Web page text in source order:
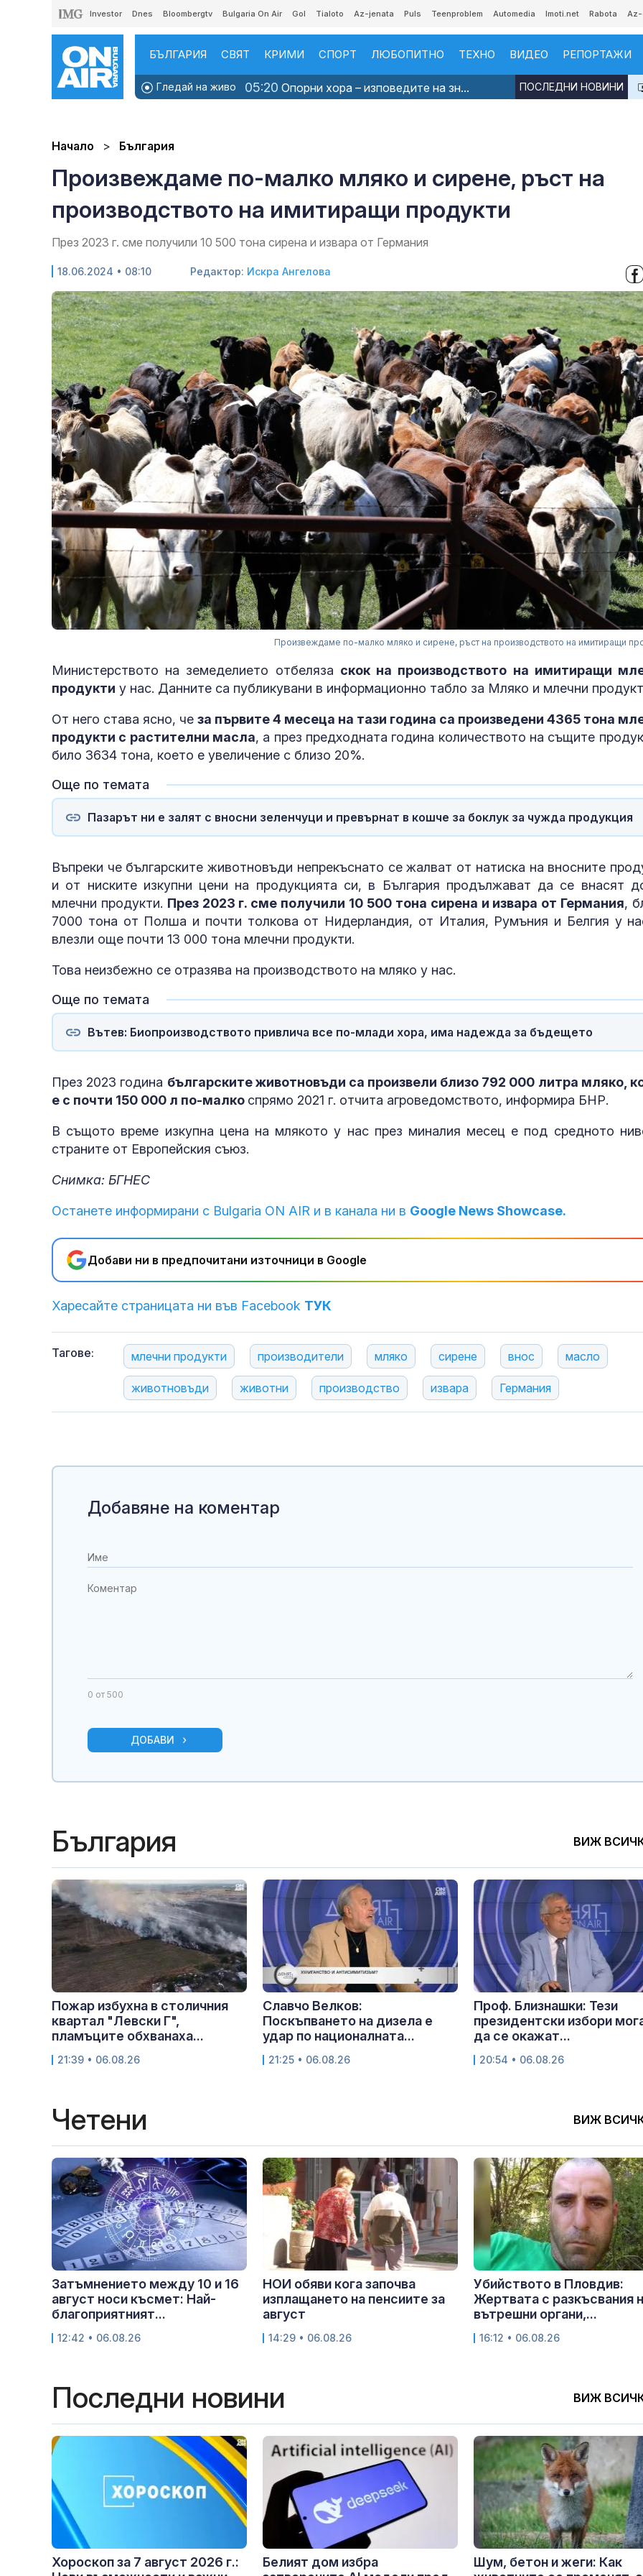
Investor Dnes Bloombergtv Bulgaria On Air Gol Tialoto Az-jenata Puls Teenproblem Automedia Imoti.net Rabota
БЪЛГАРИЯ СВЯТ КРИМИ СПОРТ ЛЮБОПИТНО ТЕХНО ВИДЕО РЕПОРТАЖИ
Гледай на живо 05:20 Опорни хора – изповедите на зн... ПОСЛЕДНИ НОВИНИ
Начало България
Произвеждаме по-малко мляко и сирене, ръст на
производството на имитиращи продукти
През 2023 г. сме получили 10 500 тона сирена и извара от Германия
18.06.2024 • 08:10 Редактор: Искра Ангелова
Произвеждаме по-малко мляко и сирене, ръст на производството на имитиращи
Министерството на земеделието отбеляза скок на производството на имитиращи
продукти у нас. Данните са публикувани в информационно табло за Мляко и млечни
От него става ясно, че за първите 4 месеца на тази година са произведени 4365 тона
продукти с растителни масла, а през предходната година количеството на същите
било 3634 тона, което е увеличение с близо 20%.
Още по темата
Пазарът ни е залят с вносни зеленчуци и превърнат в кошче за боклук за чужда продукция
Въпреки че българските животновъди непрекъснато се жалват от натиска на вносните
и от ниските изкупни цени на продукцията си, в България продължават да се внасят
млечни продукти. През 2023 г. сме получили 10 500 тона сирена и извара от Германия,
7000 тона от Полша и почти толкова от Нидерландия, от Италия, Румъния и Белгия у
влезли още почти 13 000 тона млечни продукти.
Това неизбежно се отразява на производството на мляко у нас.
Още по темата
Вътев: Биопроизводството привлича все по-млади хора, има надежда за бъдещето
През 2023 година българските животновъди са произвели близо 792 000 литра мляко,
е с почти 150 000 л по-малко спрямо 2021 г. отчита агроведомството, информира БНР.
В същото време изкупна цена на млякото у нас през миналия месец е под средното
страните от Европейския съюз.
Снимка: БГНЕС
Останете информирани с Bulgaria ON AIR и в канала ни в Google News Showcase.
Добави ни в предпочитани източници в Google
Харесайте страницата ни във Facebook ТУК
Тагове: млечни продукти производители мляко сирене внос масло
животновъди животни производство извара Германия
Днес се
Димитър
срещу
в
руски войник
в рокля
опасни мисии:
щурмовите
хеликоптери
Добавяне на коментар
0 от 500
ДОБАВИ
България ВИЖ
Пожар избухна в столичния
квартал "Левски Г",
пламъците обхванаха...
21:39 • 06.08.26
Славчо Велков:
Поскъпването на дизела е
удар по националната...
21:25 • 06.08.26
Проф. Близнашки: Тези
президентски избори
да се окажат...
20:54 • 06.08.26
Четени ВИЖ
Затъмнението между 10 и 16
август носи късмет: Най-
благоприятният...
12:42 • 06.08.26
НОИ обяви кога започва
изплащането на пенсиите за
август
14:29 • 06.08.26
Убийството в Пловдив:
Жертвата с разкъсвания
вътрешни органи,...
16:12 • 06.08.26
Последни новини ВИЖ
Хороскоп за 7 август 2026 г.:
Белият дом избра
Шум, бетон и жеги: Как